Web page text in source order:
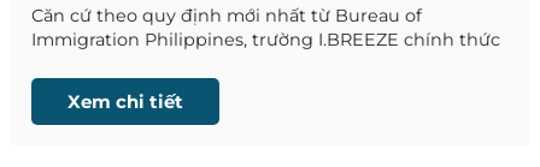
Căn cứ theo quy định mới nhất từ Bureau of
Immigration Philippines, trường I.BREEZE chính thức
Program) - Chương trình Đăng ký Người nước ngoài
dành cho học viên có thời gian lưu trú trên 8 tuần.
Xem chi tiết